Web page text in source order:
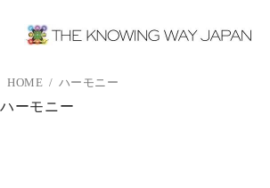
HOME ハーモニー
ハーモニー